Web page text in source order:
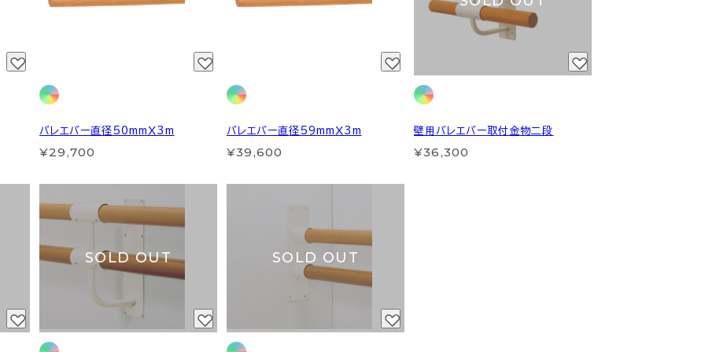
バレエバー直径50mmＸ3m
¥29,700
バレエバー直径59mmＸ3m
¥39,600
壁用バレエバー取付金物二段
¥36,300
SOLD OUT SOLD OUT